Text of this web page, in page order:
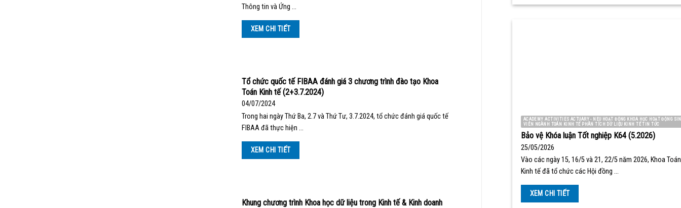
Thông tin và Ứng …
XEM CHI TIẾT
Tổ chức quốc tế FIBAA đánh giá 3 chương trình đào tạo Khoa
Toán Kinh tế (2+3.7.2024)
04/07/2024
Trong hai ngày Thứ Ba, 2.7 và Thứ Tư, 3.7.2024, tổ chức đánh giá quốc tế
FIBAA đã thực hiện …
XEM CHI TIẾT
Khung chương trình Khoa học dữ liệu trong Kinh tế & Kinh doanh
ACADEMY ACTIVITIES ACTUARY - NEU HOẠT ĐỘNG KHOA HỌC HOẠT ĐỘNG
VIÊN NGÀNH TOÁN KINH TẾ PHÂN TÍCH DỮ LIỆU KINH TẾ TIN TỨC
Bảo vệ Khóa luận Tốt nghiệp K64 (5.2026)
25/05/2026
Vào các ngày 15, 16/5 và 21, 22/5 năm 2026, Khoa Toán
Kinh tế đã tổ chức các Hội đồng …
XEM CHI TIẾT